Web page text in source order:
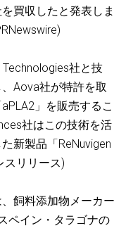
買収したと発表しま
Technologies社と技
Aova社が特許を取
」を販売するこ
社はこの技術を活
新製品「ReNuvigen
スリリース)
飼料添加物メーカー
ペイン・タラゴナの